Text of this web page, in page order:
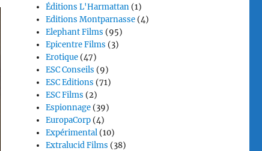
Éditions L'Harmattan (1)
Editions Montparnasse (4)
Elephant Films (95)
Epicentre Films (3)
Erotique (47)
ESC Conseils (9)
ESC Editions (71)
ESC Films (2)
Espionnage (39)
EuropaCorp (4)
Expérimental (10)
Extralucid Films (38)